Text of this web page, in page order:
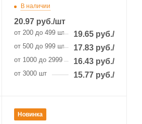
В наличии
20.97руб./шт
от 200 до 499 шт 19.65 руб./шт
от 500 до 999 шт 17.83 руб./шт
от 1000 до 2999 шт 16.43 руб./шт
от 3000 шт 15.77 руб./шт
Новинка